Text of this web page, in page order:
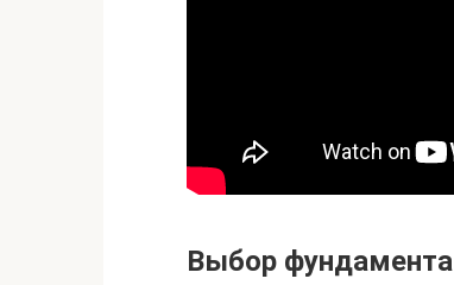
Выбор фундамента